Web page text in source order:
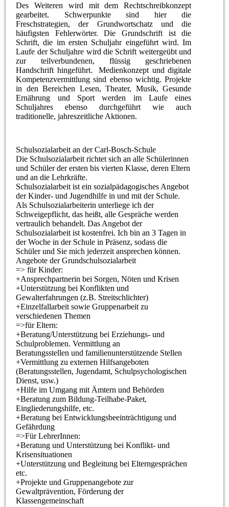
Des Weiteren wird mit dem Rechtschreibkonzept
gearbeitet. Schwerpunkte sind hier die
Freschstrategien, der Grundwortschatz und die
häufigsten Fehlerwörter. Die Grundschrift ist die
Schrift, die im ersten Schuljahr eingeführt wird. Im
Laufe der Schuljahre wird die Schrift weitergeübt und
zur teilverbundenen, flüssig geschriebenen
Handschrift hingeführt. Medienkonzept und digitale
Kompetenzvermittlung sind ebenso wichtig. Projekte
in den Bereichen Lesen, Theater, Musik, Gesunde
Ernährung und Sport werden im Laufe eines
Schuljahres ebenso durchgeführt wie auch
traditionelle, jahreszeitliche Aktionen.
Schulsozialarbeit an der Carl-Bosch-Schule
Die Schulsozialarbeit richtet sich an alle Schülerinnen
und Schüler der ersten bis vierten Klasse, deren Eltern
und an die Lehrkräfte.
Schulsozialarbeit ist ein sozialpädagogisches Angebot
der Kinder- und Jugendhilfe in und mit der Schule.
Als Schulsozialarbeiterin unterliege ich der
Schweigepflicht, das heißt, alle Gespräche werden
vertraulich behandelt. Das Angebot der
Schulsozialarbeit ist kostenfrei. Ich bin an 3 Tagen in
der Woche in der Schule in Präsenz, sodass die
Schüler und Sie mich jederzeit ansprechen können.
Angebote der Grundschulsozialarbeit
=> für Kinder:
+Ansprechpartnerin bei Sorgen, Nöten und Krisen
+Unterstützung bei Konflikten und
Gewalterfahrungen (z.B. Streitschlichter)
+Einzelfallarbeit sowie Gruppenarbeit zu
verschiedenen Themen
=>für Eltern:
+Beratung/Unterstützung bei Erziehungs- und
Schulproblemen. Vermittlung an
Beratungsstellen und familienunterstützende Stellen
+Vermittlung zu externen Hilfsangeboten
(Beratungsstellen, Jugendamt, Schulpsychologischen
Dienst, usw.)
+Hilfe im Umgang mit Ämtern und Behörden
+Beratung zum Bildung-Teilhabe-Paket,
Eingliederungshilfe, etc.
+Beratung bei Entwicklungsbeeinträchtigung und
Gefährdung
=>Für LehrerInnen:
+Beratung und Unterstützung bei Konflikt- und
Krisensituationen
+Unterstützung und Begleitung bei Elterngesprächen
etc.
+Projekte und Gruppenangebote zur
Gewaltprävention, Förderung der
Klassengemeinschaft